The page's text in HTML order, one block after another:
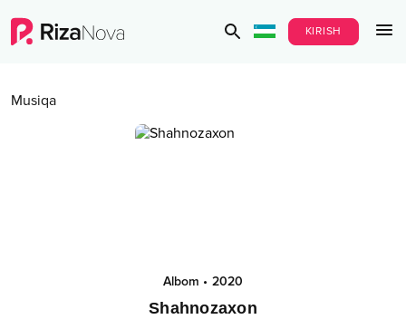
KIRISH
Musiqa
Albom • 2020
Shahnozaxon